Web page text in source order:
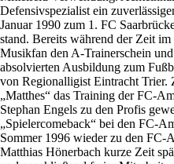
Defensivspezialist ein
Januar 1990 zum 1. FC
stand. Bereits während der Zeit
Musikfan den A-Trainerschein
absolvierten Ausbildung zum
von Regionalligist Eintracht Trier.
„Matthes“ das Training der FC-
Stephan Engels zu den Profis
„Spielercomeback“ bei den FC-
Sommer 1996 wieder zu den FC-
Matthias Hönerbach kurze Zeit